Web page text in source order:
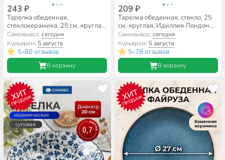
243 ₽
Тарелка обеденная,
стеклокерамика, 25 см, круглая,
Diwali Turquoise, Luminarc,
P2611, бирюзовая
Самовывоз:сегодня
Курьером: 5 августа
5•80 отзывов
В корзину
209 ₽
Тарелка обеденная, стекло, 25
см, круглая, Идиллия Лондон
Топаз 2, Luminarc, Q1313, синяя
Самовывоз: сегодня
Курьером: 5 августа
5•78 отзывов
В корзину
ХИТ
ПРОДАЖ ХИТ
ПРОДАЖ